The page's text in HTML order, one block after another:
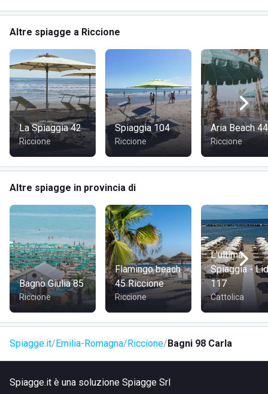
Altre spiagge a Riccione
La Spiaggia 42
Riccione
Spiaggia 104
Riccione
Aria Beach 44
Riccione
Altre spiagge in provincia di
Bagno Giulia 85
Riccione
Flamingo beach
45 Riccione
Riccione
L'ultima
Spiaggia -
117
Cattolica
Spiagge.it Emilia-Romagna Riccione Bagni 98 Carla
Spiagge.it è una soluzione Spiagge Srl